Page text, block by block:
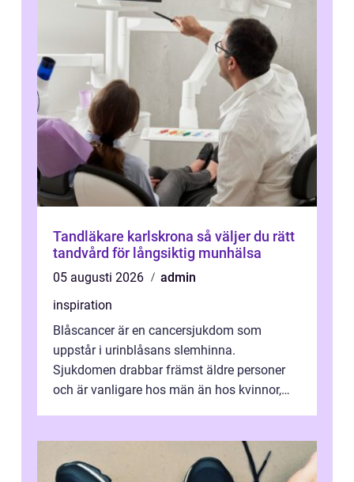
Tandläkare karlskrona så väljer du rätt
tandvård för långsiktig munhälsa
05 augusti 2026
admin
inspiration
Blåscancer är en cancersjukdom som
uppstår i urinblåsans slemhinna.
Sjukdomen drabbar främst äldre personer
och är vanligare hos män än hos kvinnor,